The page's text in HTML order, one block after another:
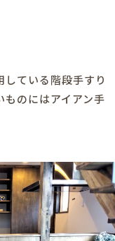
ている階段手すり
のにはアイアン手